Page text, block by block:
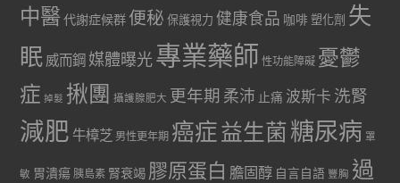
中醫代謝症候群 便秘 保護視力 健康食品 咖啡 塑化劑 失
眠 威而鋼 媒體曝光專業藥師 性功能障礙 憂鬱
症 掉髮 揪團 攝護腺肥大 更年期 柔沛 止痛 波斯卡 洗腎
減肥 牛樟芝 男性更年期 癌症益生菌 糖尿病 罩
敏 胃潰瘍 胰島素 腎衰竭 膠原蛋白 膽固醇 自言自語 豐胸 過